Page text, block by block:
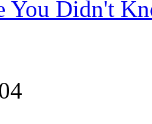
You Didn't